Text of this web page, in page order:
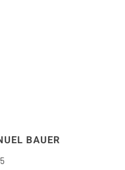
BAUER